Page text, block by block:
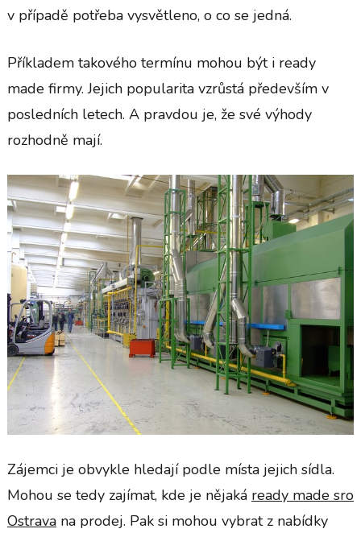
v případě potřeba vysvětleno, o co se jedná.
Příkladem takového termínu mohou být i ready
made firmy. Jejich popularita vzrůstá především v
posledních letech. A pravdou je, že své výhody
rozhodně mají.
Zájemci je obvykle hledají podle místa jejich sídla.
Mohou se tedy zajímat, kde je nějaká ready made sro
Ostravana prodej. Pak si mohou vybrat z nabídky